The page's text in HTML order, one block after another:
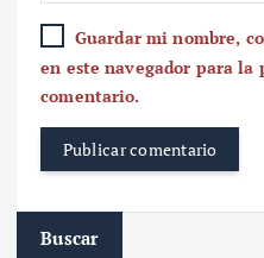
Guardar mi nombre,
en este navegador para la
comentario.
Buscar